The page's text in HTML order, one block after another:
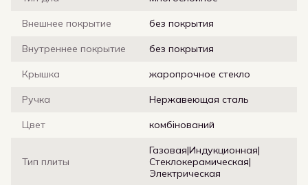
Внешнее покрытие без покрытия
Внутреннее покрытие без покрытия
Крышка жаропрочное стекло
Ручка Нержавеющая сталь
Цвет комбінований
Тип плиты
Газовая|Индукционная|
Стеклокерамическая|
Электрическая